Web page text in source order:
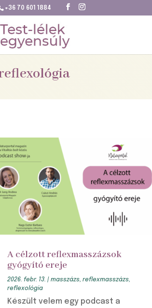
+36 70 601 1884
A célzott reflexmasszázsok
gyógyító ereje
2026. febr. 13. |masszázs,reflexmasszázs,
reflexológia
Készült velem egy podcast a